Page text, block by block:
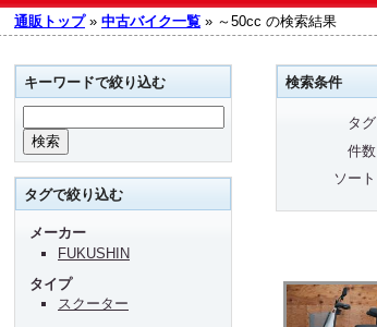
通販トップ» 中古バイク一覧 » ～50cc の検索結果
検索条件
タグ
件数
ソート
キーワードで絞り込む
タグで絞り込む
メーカー
FUKUSHIN
タイプ
スクーター